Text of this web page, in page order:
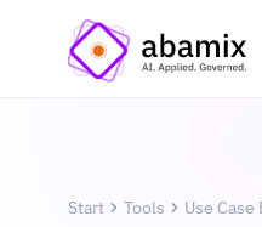
Start Tools Use